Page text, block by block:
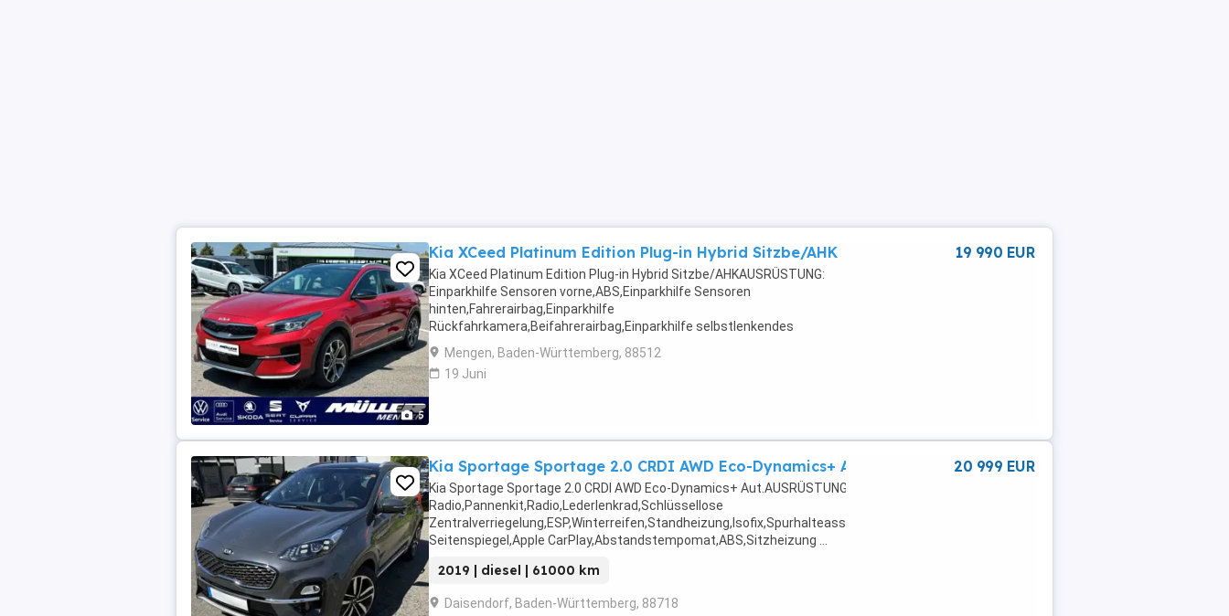
5
Kia XCeed Platinum Edition Plug-in Hybrid Sitzbe/AHK
Kia XCeed Platinum Edition Plug-in Hybrid Sitzbe/AHKAUSRÜSTUNG:
Einparkhilfe Sensoren vorne,ABS,Einparkhilfe Sensoren
hinten,Fahrerairbag,Einparkhilfe
Rückfahrkamera,Beifahrerairbag,Einparkhilfe selbstlenkendes
System,Schiebedach,Klimaanlage,Armlehne,Beheizbares
Lenkrad,Berganfahrassistent,Radio,DAB-Radio,Elektrische ...
Mengen, Baden-Württemberg, 88512
19 Juni
19 990 EUR
Kia Sportage Sportage 2.0 CRDI AWD Eco-Dynamics+ Aut.
Kia Sportage Sportage 2.0 CRDI AWD Eco-Dynamics+ Aut.AUSRÜSTUNG: DAB-
Radio,Pannenkit,Radio,Lederlenkrad,Schlüssellose
Seitenspiegel,Apple CarPlay,Abstandstempomat,ABS,Sitzheizung ...
2019 | diesel | 61000 km
Daisendorf, Baden-Württemberg, 88718
20 999 EUR